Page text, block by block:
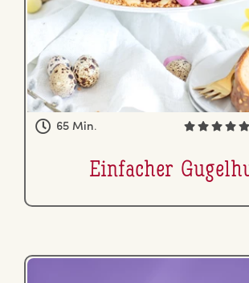
65 Min.
Einfacher